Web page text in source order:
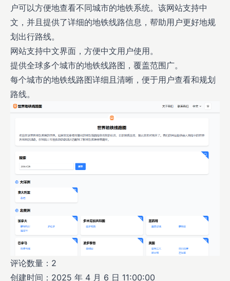
户可以方便地查看不同城市的地铁系统。该网站支持中
文，并且提供了详细的地铁线路信息，帮助用户更好地规
划出行路线。
网站支持中文界面，方便中文用户使用。
提供全球多个城市的地铁线路图，覆盖范围广。
每个城市的地铁线路图详细且清晰，便于用户查看和规划
路线。
评论数量：2
创建时间：2025 年 4 月 6 日 11:00:00